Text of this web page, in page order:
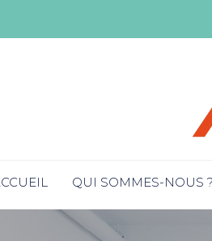
QUI SOMMES-NOUS ?